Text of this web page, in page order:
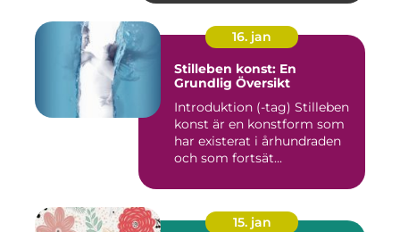
16. jan
Stilleben konst: En
Grundlig Översikt
Introduktion (-tag) Stilleben
konst är en konstform som
har existerat i århundraden
och som fortsät...
15. jan